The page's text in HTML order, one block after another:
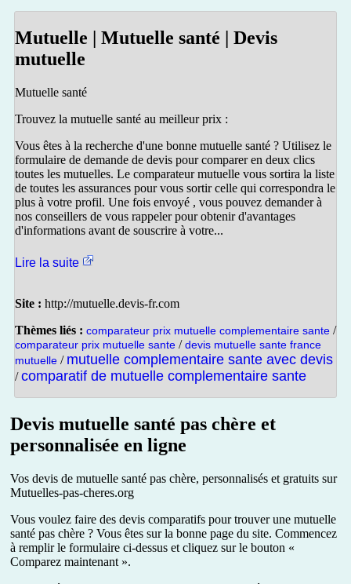
Mutuelle | Mutuelle santé | Devis
mutuelle
Mutuelle santé
Trouvez la mutuelle santé au meilleur prix :
Vous êtes à la recherche d'une bonne mutuelle santé ? Utilisez le
formulaire de demande de devis pour comparer en deux clics
toutes les mutuelles. Le comparateur mutuelle vous sortira la liste
de toutes les assurances pour vous sortir celle qui correspondra le
plus à votre profil. Une fois envoyé , vous pouvez demander à
nos conseillers de vous rappeler pour obtenir d'avantages
d'informations avant de souscrire à votre...
Lire la suite
Site : http://mutuelle.devis-fr.com
Thèmes liés : comparateur prix mutuelle complementaire sante /
comparateur prix mutuelle sante /devis mutuelle sante france
mutuelle / mutuelle complementaire sante avec devis
/comparatif de mutuelle complementaire sante
Devis mutuelle santé pas chère et
personnalisée en ligne
Vos devis de mutuelle santé pas chère, personnalisés et gratuits sur
Mutuelles-pas-cheres.org
Vous voulez faire des devis comparatifs pour trouver une mutuelle
santé pas chère ? Vous êtes sur la bonne page du site. Commencez
à remplir le formulaire ci-dessus et cliquez sur le bouton «
Comparez maintenant ».